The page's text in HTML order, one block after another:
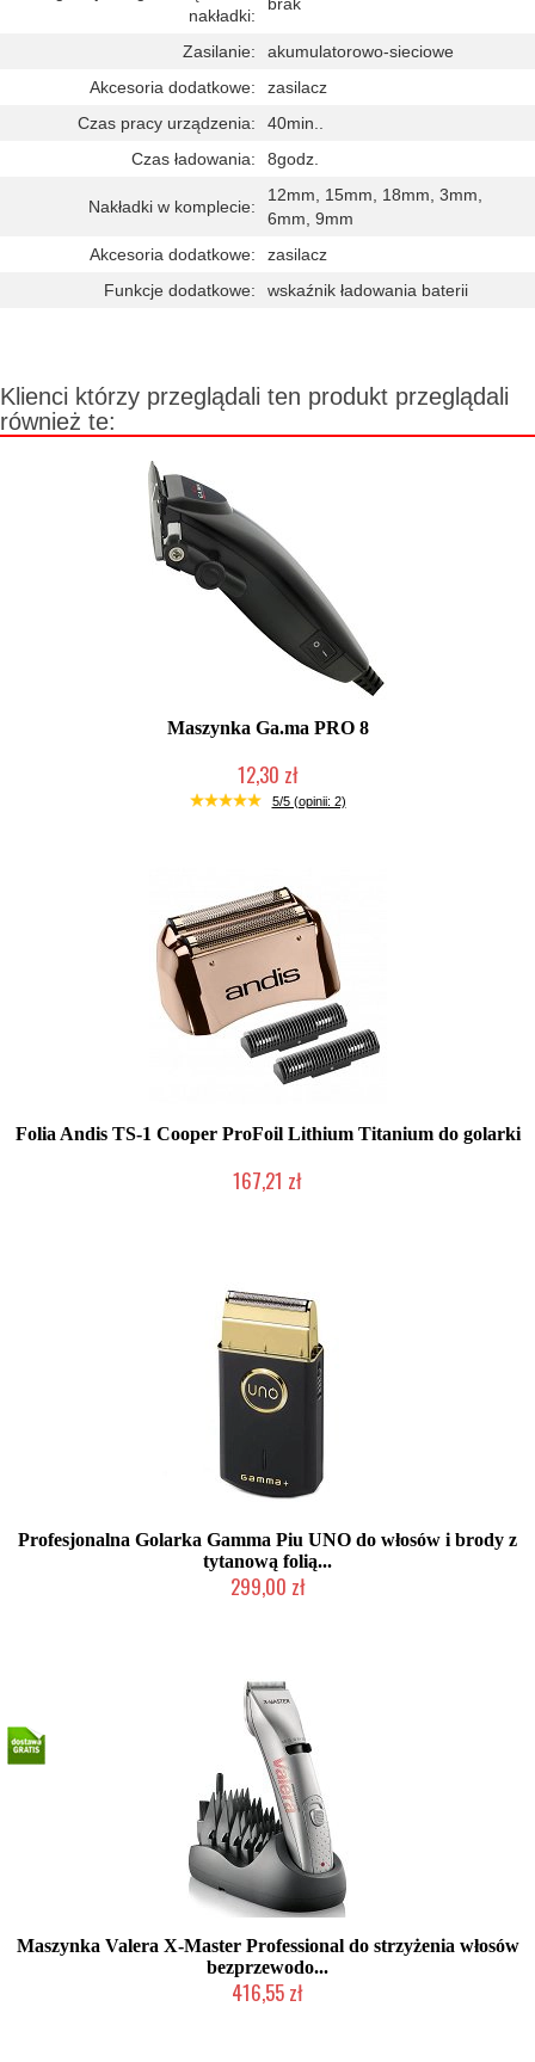
nakładki:
Zasilanie:
akumulatorowo-sieciowe
Akcesoria dodatkowe:
zasilacz
Czas pracy urządzenia:
40min..
Czas ładowania:
8godz.
Nakładki w komplecie:
12mm, 15mm, 18mm, 3mm,
6mm, 9mm
Akcesoria dodatkowe:
zasilacz
Funkcje dodatkowe:
wskaźnik ładowania baterii
Klienci którzy przeglądali ten produkt przeglądali
również te:
Maszynka Ga.ma PRO 8
12,30 zł
Produkt wycofany
5/5 (opinii: 2)
Folia Andis TS-1 Cooper ProFoil Lithium Titanium do golarki
167,21 zł
Profesjonalna Golarka Gamma Piu UNO do włosów i brody z
tytanową folią...
299,00 zł
Maszynka Valera X-Master Professional do strzyżenia włosów
bezprzewodo...
416,55 zł